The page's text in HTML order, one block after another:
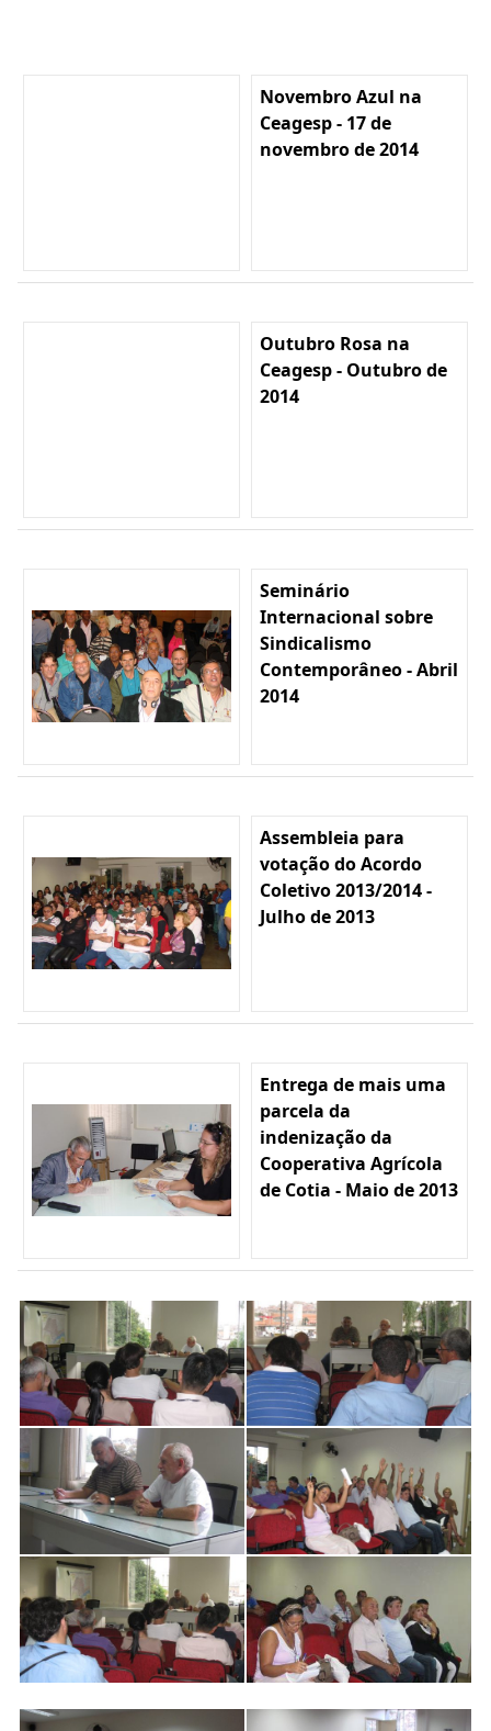
Novembro Azul na
Ceagesp - 17 de
novembro de 2014
Outubro Rosa na
Ceagesp - Outubro de
2014
Seminário
Internacional sobre
Sindicalismo
Contemporâneo - Abril
2014
Assembleia para
votação do Acordo
Coletivo 2013/2014 -
Julho de 2013
Entrega de mais uma
parcela da
indenização da
Cooperativa Agrícola
de Cotia - Maio de 2013